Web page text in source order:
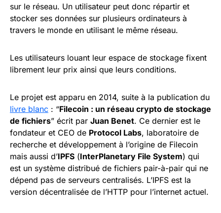
sur le réseau. Un utilisateur peut donc répartir et
stocker ses données sur plusieurs ordinateurs à
travers le monde en utilisant le même réseau.
Les utilisateurs louant leur espace de stockage fixent
librement leur prix ainsi que leurs conditions.
Le projet est apparu en 2014, suite à la publication du
livre blanc : “Filecoin : un réseau crypto de stockage
de fichiers” écrit par Juan Benet. Ce dernier est le
fondateur et CEO de Protocol Labs, laboratoire de
recherche et développement à l’origine de Filecoin
mais aussi d’IPFS (InterPlanetary File System) qui
est un système distribué de fichiers pair-à-pair qui ne
dépend pas de serveurs centralisés. L’IPFS est la
version décentralisée de l’HTTP pour l’internet actuel.